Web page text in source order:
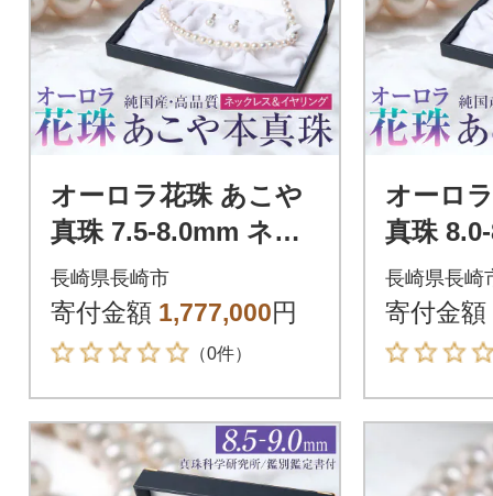
オーロラ花珠 あこや
真珠 7.5-8.0mm ネッ
クレス イヤリング セ
ット パール 鑑別鑑定
書付
長崎県長崎市
寄付金額 1,777,000円
（0件）
オーロ
真珠
クレス
パール
長崎県長崎
寄付金額